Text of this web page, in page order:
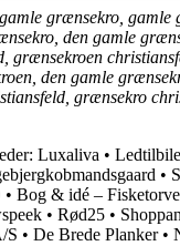
grænsekro, gamle
den gamle
grænsekroen
den gamle
grænsekro
Luxaliva •
•
• Bog & idé –
• Rød25 •
S • De Brede Planker•